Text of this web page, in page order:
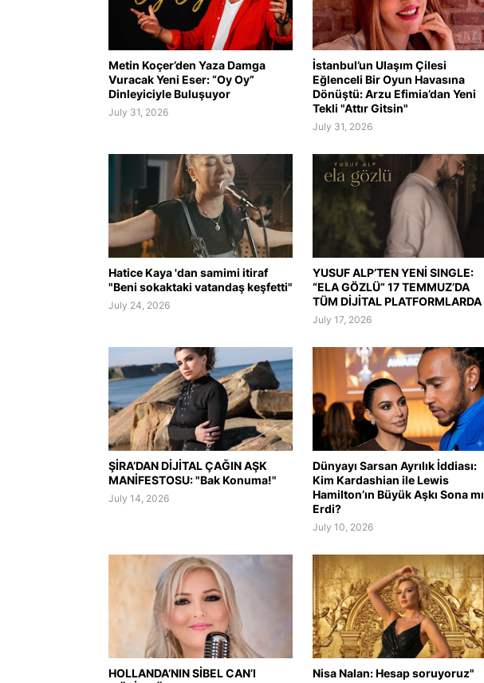
Metin Koçer’den Yaza Damga
Vuracak Yeni Eser: “Oy Oy”
Dinleyiciyle Buluşuyor
July 31, 2026
İstanbul’un Ulaşım Çilesi
Eğlenceli Bir Oyun Havasına
Dönüştü: Arzu Efimia’dan Yeni
Tekli "Attır Gitsin"
July 31, 2026
Hatice Kaya 'dan samimi itiraf
"Beni sokaktaki vatandaş keşfetti"
July 24, 2026
YUSUF ALP’TEN YENİ SINGLE:
“ELA GÖZLÜ” 17 TEMMUZ’DA
TÜM DİJİTAL PLATFORMLARDA
July 17, 2026
ŞİRA’DAN DİJİTAL ÇAĞIN AŞK
MANİFESTOSU: "Bak Konuma!"
July 14, 2026
Dünyayı Sarsan Ayrılık İddiası:
Kim Kardashian ile Lewis
Hamilton’ın Büyük Aşkı Sona mı
Erdi?
July 10, 2026
HOLLANDA’NIN SİBEL CAN’I
Nisa Nalan: Hesap soruyoruz"